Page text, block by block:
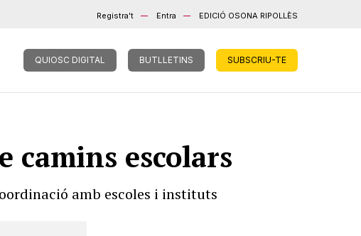
Registra't Entra EDICIÓ OSONA RIPOLLÈS
QUIOSC DIGITAL BUTLLETINS SUBSCRIU-TE
camins escolars
amb escoles i instituts